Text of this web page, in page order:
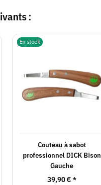
:
En stock
Couteau à sabot
professionnel DICK Bison
Gauche
39,90 € *